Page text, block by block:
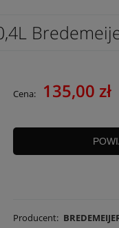
Cena: 135,00 zł
Producent: